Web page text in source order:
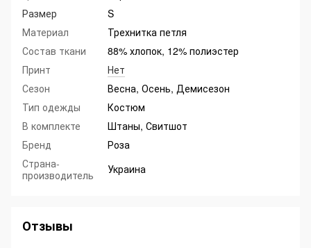
Размер
S
Материал
Трехнитка петля
Состав ткани
88% хлопок, 12% полиэстер
Принт
Нет
Сезон
Весна, Осень, Демисезон
Тип одежды
Костюм
В комплекте
Штаны, Свитшот
Бренд
Роза
Страна-
производитель
Украина
Отзывы